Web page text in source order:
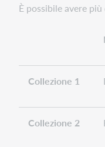
È possibile avere
Collezione 1
Collezione 2